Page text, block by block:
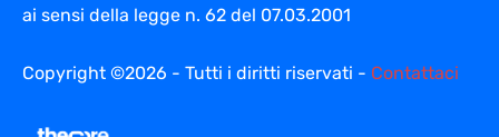
ai sensi della legge n. 62 del 07.03.2001
Copyright ©2026 - Tutti i diritti riservati - Contattaci